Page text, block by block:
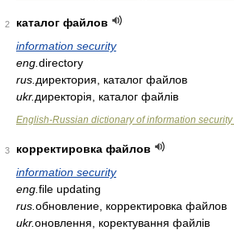
2
каталог файлов
information security
eng. directory
rus. директория, каталог файлов
ukr. директорія, каталог файлів
English-Russian dictionary of information security
3
корректировка файлов
information security
eng. file updating
rus. обновление, корректировка файлов
ukr.оновлення, коректування файлів